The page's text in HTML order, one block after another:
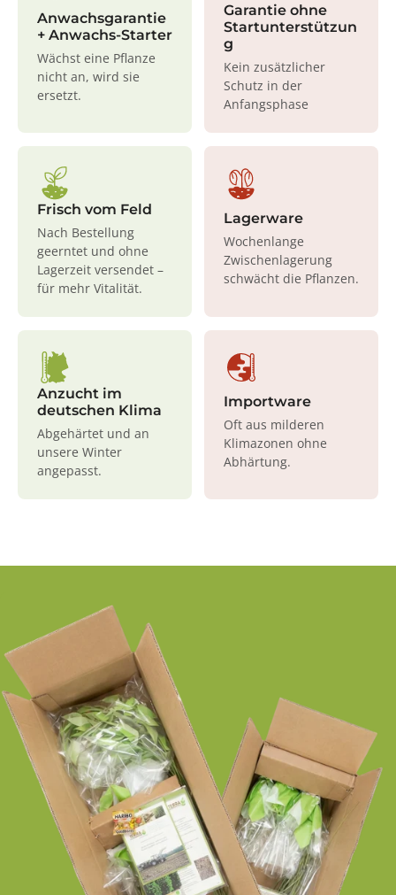
Anwachsgarantie
+ Anwachs-Starter
Wächst eine Pflanze
nicht an, wird sie
ersetzt.
Garantie ohne
Startunterstützun
g
Kein zusätzlicher
Schutz in der
Anfangsphase
Frisch vom Feld
Nach Bestellung
geerntet und ohne
Lagerzeit versendet –
für mehr Vitalität.
Lagerware
Wochenlange
Zwischenlagerung
schwächt die Pflanzen.
Anzucht im
deutschen Klima
Abgehärtet und an
unsere Winter
angepasst.
Importware
Oft aus milderen
Klimazonen ohne
Abhärtung.